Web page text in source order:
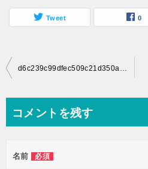
Tweet 0
投
ビ
ー
d6c239c99dfec509c21d350ab918da63_s
コメントを残す
名前 必須